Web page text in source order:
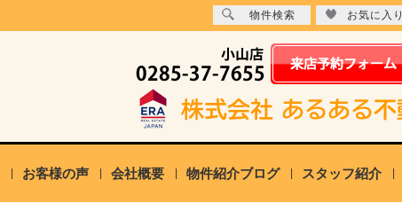
物件検索 お気に入り
お客様の声 会社概要 物件紹介ブログ スタッフ紹介